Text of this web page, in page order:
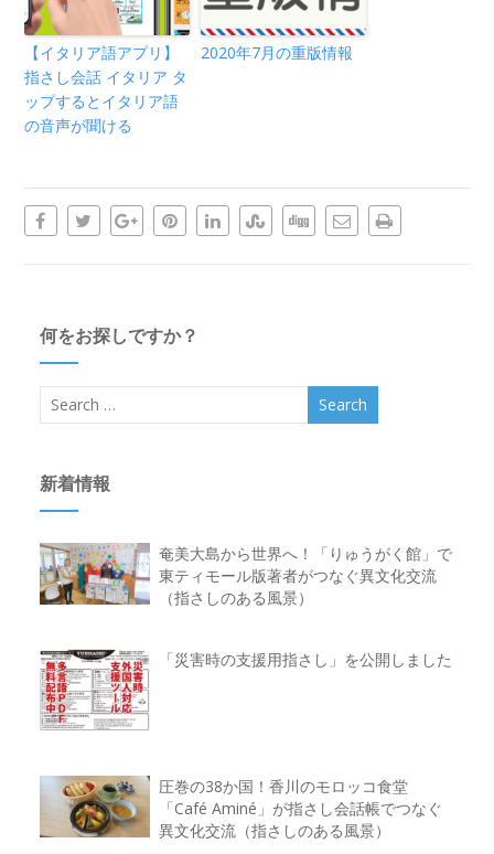
【イタリア語アプリ】
指さし会話 イタリア タ
ップするとイタリア語
の音声が聞ける
2020年7月の重版情報
何をお探しですか？
新着情報
奄美大島から世界へ！「りゅうがく館」で
東ティモール版著者がつなぐ異文化交流
（指さしのある風景）
「災害時の支援用指さし」を公開しました
圧巻の38か国！香川のモロッコ食堂
「Café Aminé」が指さし会話帳でつなぐ
異文化交流（指さしのある風景）